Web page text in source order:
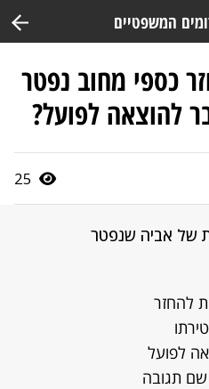
המשפטיים
כספי מחוב נפטר
להוצאה לפועל?
25
של אביה שנפטר
להחזר
לפועל
שם תגובה